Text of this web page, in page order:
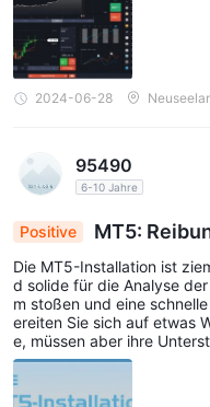
2024-06-28
95490
6-10 Jahre
Positive
MT5:
g-Freuden, Support
Die MT5-Installation ist
d solide für die Analyse
m stoßen und eine
ereiten Sie sich auf etwas
e, müssen aber ihre